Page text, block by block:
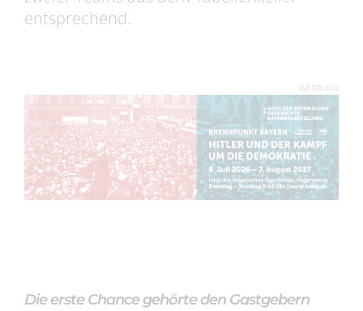
entsprechend.
WERBUNG
Die erste Chance gehörte den Gastgebern